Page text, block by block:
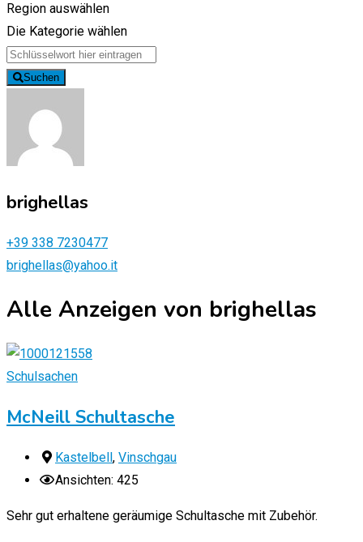
Region auswählen
Die Kategorie wählen
Suchen
brighellas
+39 338 7230477
brighellas@yahoo.it
Alle Anzeigen von brighellas
Schulsachen
McNeill Schultasche
Kastelbell, Vinschgau
Ansichten: 425
Sehr gut erhaltene geräumige Schultasche mit Zubehör.